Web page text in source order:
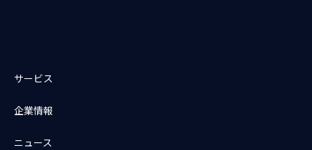
サービス
企業情報
ニュース